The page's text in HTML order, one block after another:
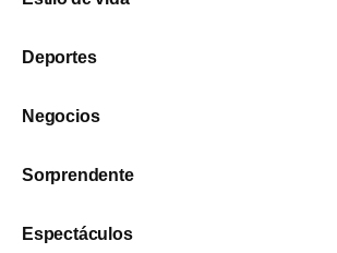
Deportes
Negocios
Sorprendente
Espectáculos